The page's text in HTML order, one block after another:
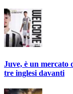
Juve, è un mercato
tre inglesi davanti